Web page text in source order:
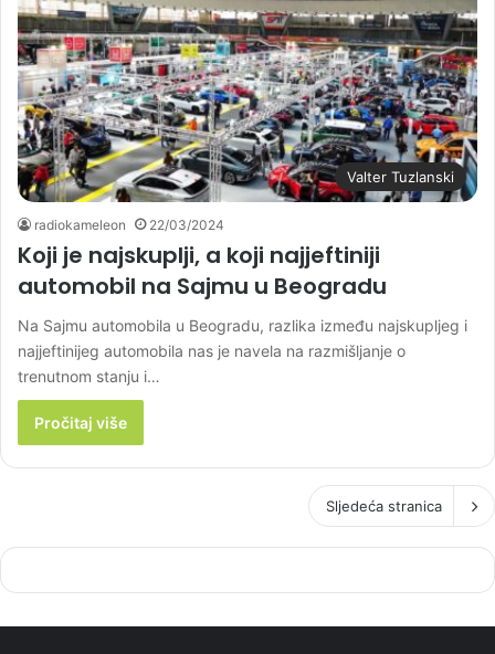
Valter Tuzlanski
radiokameleon 22/03/2024
Koji je najskuplji, a koji najjeftiniji
automobil na Sajmu u Beogradu
Na Sajmu automobila u Beogradu, razlika između najskupljeg i
najjeftinijeg automobila nas je navela na razmišljanje o
trenutnom stanju i…
Pročitaj više
Sljedeća stranica